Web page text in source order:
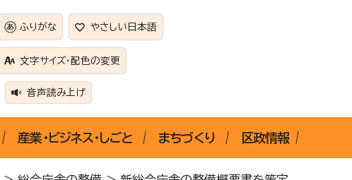
ふりがな やさしい日本語
文字サイズ・配色の変更
音声読み上げ
産業・ビジネス・しごと まちづくり 区政情報